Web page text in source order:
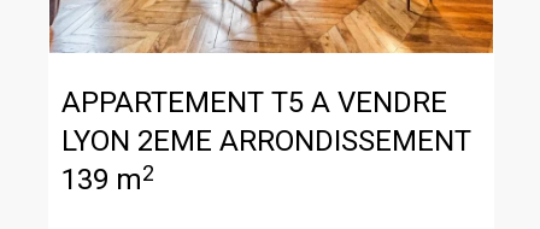
APPARTEMENT T5 A VENDRE
LYON 2EME ARRONDISSEMENT
139 m2